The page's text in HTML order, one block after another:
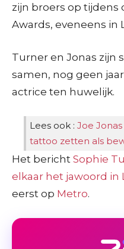
zijn broers op tijdens
Awards, eveneens in
Turner en Jonas zijn
samen, nog geen
actrice ten huwelijk.
Lees ook : Joe
tattoo zetten als
Het bericht Sophie
elkaar het jawoord in
eerst op Metro.